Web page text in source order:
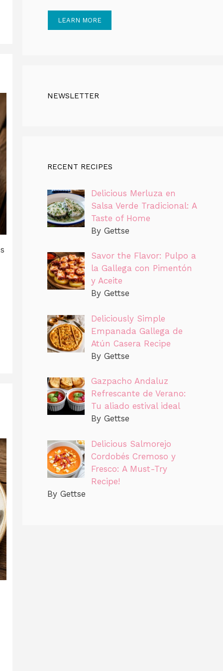
LEARN MORE
NEWSLETTER
RECENT RECIPES
Delicious Merluza en
Salsa Verde Tradicional: A
Taste of Home
By Gettse
Savor the Flavor: Pulpo a
la Gallega con Pimentón
y Aceite
By Gettse
Deliciously Simple
Empanada Gallega de
Atún Casera Recipe
By Gettse
Gazpacho Andaluz
Refrescante de Verano:
Tu aliado estival ideal
By Gettse
Delicious Salmorejo
Cordobés Cremoso y
Fresco: A Must-Try
Recipe!
By Gettse